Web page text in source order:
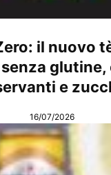
il nuovo
senza
e
16/07/2026